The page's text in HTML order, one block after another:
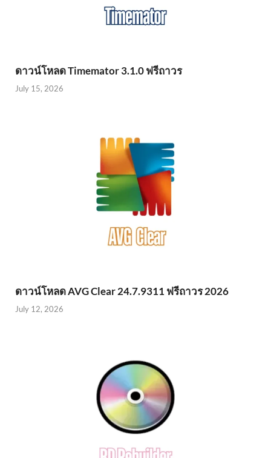
ดาวน์โหลด Timemator 3.1.0 ฟรีถาวร
July 15, 2026
ดาวน์โหลด AVG Clear 24.7.9311 ฟรีถาวร 2026
July 12, 2026